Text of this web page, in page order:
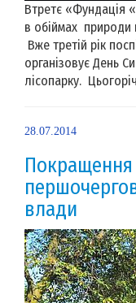
Втретє «Фундація
в обіймах природи
Вже третій рік
організовує День
лісопарку.
28.07.2014
Покращення
влади